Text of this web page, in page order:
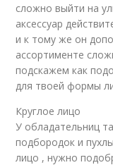
сложно выйти на
аксессуар
и к тому же он
ассортименте
подскажем как
для твоей формы
Круглое лицо
У обладательниц
подбородок и
лицо , нужно